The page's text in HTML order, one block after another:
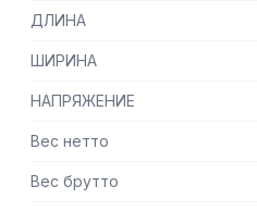
Отсутствие открытого огня и
посуды, а не поверхности
риски ожогов.
Особенности:
— Столешница из
— Корпус из нержавеющей
ДЛИНА
ШИРИНА
НАПРЯЖЕНИЕ
Вес нетто
Вес брутто